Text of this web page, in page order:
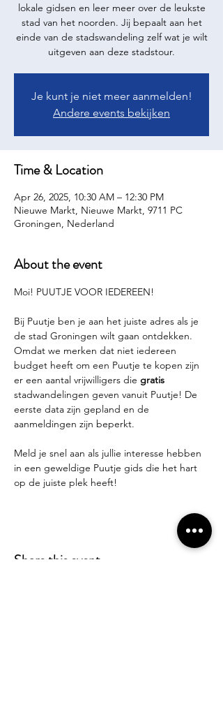
lokale gidsen en leer meer over de leukste
stad van het noorden. Jij bepaalt aan het
einde van de stadswandeling zelf wat je wilt
uitgeven aan deze stadstour.
Je kunt je niet meer aanmelden!
Andere events bekijken
Time & Location
Apr 26, 2025, 10:30 AM – 12:30 PM
Nieuwe Markt, Nieuwe Markt, 9711 PC
Groningen, Nederland
About the event
Moi! PUUTJE VOOR IEDEREEN!
Bij Puutje ben je aan het juiste adres als je
de stad Groningen wilt gaan ontdekken.
Omdat we merken dat niet iedereen
budget heeft om een Puutje te kopen zijn
er een aantal vrijwilligers die gratis
stadwandelingen geven vanuit Puutje! De
eerste data zijn gepland en de
aanmeldingen zijn beperkt.
Meld je snel aan als jullie interesse hebben
in een geweldige Puutje gids die het hart
op de juiste plek heeft!
Share this event